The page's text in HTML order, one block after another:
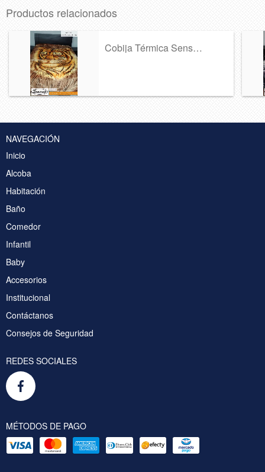
Productos relacionados
Cobija Térmica Sensuit Ref 368
NAVEGACIÓN
Inicio
Alcoba
Habitación
Baño
Comedor
Infantil
Baby
Accesorios
Institucional
Contáctanos
Consejos de Seguridad
REDES SOCIALES
MÉTODOS DE PAGO